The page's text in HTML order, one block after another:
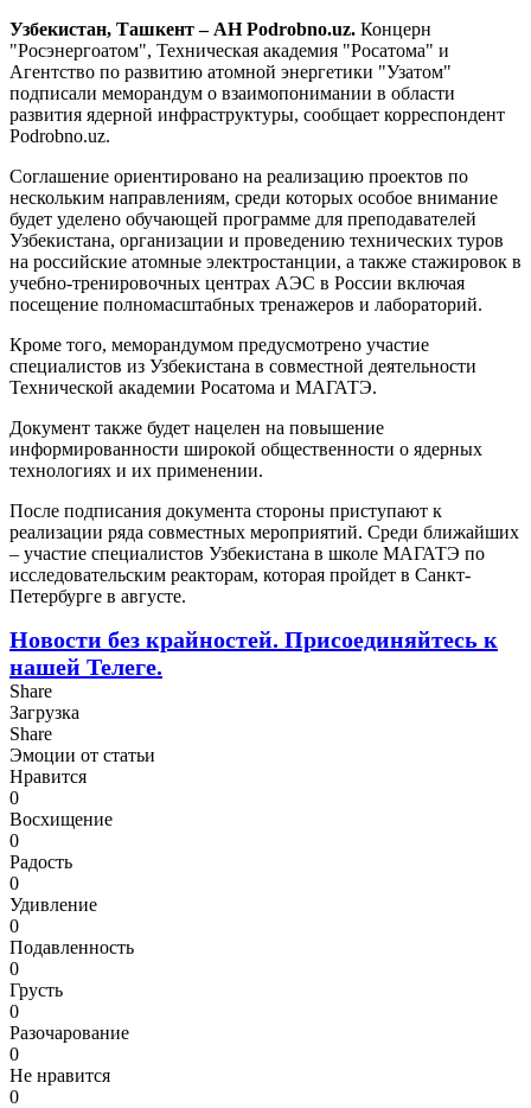
Узбекистан, Ташкент – АН Podrobno.uz. Концерн
"Росэнергоатом", Техническая академия "Росатома" и
Агентство по развитию атомной энергетики "Узатом"
подписали меморандум о взаимопонимании в области
развития ядерной инфраструктуры, сообщает корреспондент
Podrobno.uz.
Соглашение ориентировано на реализацию проектов по
нескольким направлениям, среди которых особое внимание
будет уделено обучающей программе для преподавателей
Узбекистана, организации и проведению технических туров
на российские атомные электростанции, а также стажировок в
учебно-тренировочных центрах АЭС в России включая
посещение полномасштабных тренажеров и лабораторий.
Кроме того, меморандумом предусмотрено участие
специалистов из Узбекистана в совместной деятельности
Технической академии Росатома и МАГАТЭ.
Документ также будет нацелен на повышение
информированности широкой общественности о ядерных
технологиях и их применении.
После подписания документа стороны приступают к
реализации ряда совместных мероприятий. Среди ближайших
– участие специалистов Узбекистана в школе МАГАТЭ по
исследовательским реакторам, которая пройдет в Санкт-
Петербурге в августе.
Новости без крайностей. Присоединяйтесь к
нашей Телеге.
Share
Загрузка
Share
Эмоции от статьи
Нравится
0
Восхищение
0
Радость
0
Удивление
0
Подавленность
0
Грусть
0
Разочарование
0
Не нравится
0